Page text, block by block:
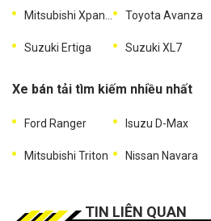
Toyota Avanza
Suzuki Ertiga Suzuki XL7
Xe bán tải tìm kiếm nhiều nhất
Ford Ranger Isuzu D-Max
Mitsubishi Triton Nissan Navara
TIN LIÊN QUAN